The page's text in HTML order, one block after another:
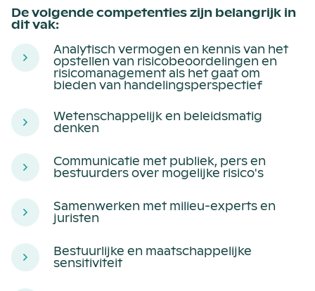
De volgende competenties zijn belangrijk in
dit vak:
Analytisch vermogen en kennis van het
opstellen van risicobeoordelingen en
risicomanagement als het gaat om
bieden van handelingsperspectief
Wetenschappelijk en beleidsmatig
denken
Communicatie met publiek, pers en
bestuurders over mogelijke risico's
Samenwerken met milieu-experts en
juristen
Bestuurlijke en maatschappelijke
sensitiviteit